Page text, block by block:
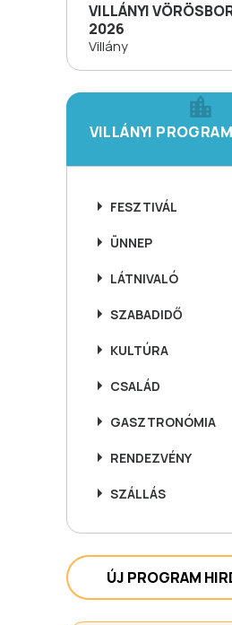
VILLÁNYI
2026
Villány
VILLÁNYI
FESZTIVÁL
ÜNNEP
LÁTNIVALÓ
SZABADIDŐ
KULTÚRA
CSALÁD
GASZTRONÓMIA
RENDEZVÉNY
SZÁLLÁS
ÚJ PROGRAM